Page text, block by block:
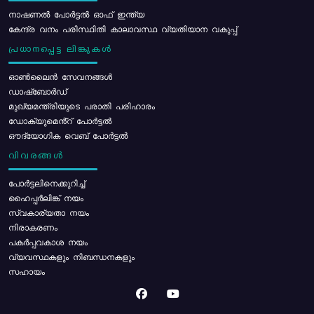
നാഷണൽ പോർട്ടൽ ഓഫ് ഇന്ത്യ
കേന്ദ്ര വനം പരിസ്ഥിതി കാലാവസ്ഥ വ്യതിയാന വകുപ്പ്
പ്രധാനപ്പെട്ട ലിങ്കുകൾ
ഓൺലൈൻ സേവനങ്ങൾ
ഡാഷ്ബോർഡ്
മുഖ്യമന്ത്രിയുടെ പരാതി പരിഹാരം
ഡോക്യുമെൻ്റ് പോർട്ടൽ
ഔദ്യോഗിക വെബ് പോർട്ടൽ
വിവരങ്ങൾ
പോര്‍ട്ടലിനെക്കുറിച്ച്
ഹൈപ്പർലിങ്ക് നയം
സ്വകാര്യതാ നയം
നിരാകരണം
പകർപ്പവകാശ നയം
വ്യവസ്ഥകളും നിബന്ധനകളും
സഹായം